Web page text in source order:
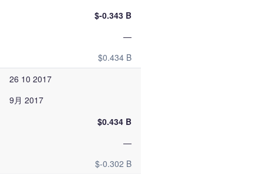
$-0.343 B
—
$0.434 B
26 10 2017
9月 2017
$0.434 B
—
$-0.302 B